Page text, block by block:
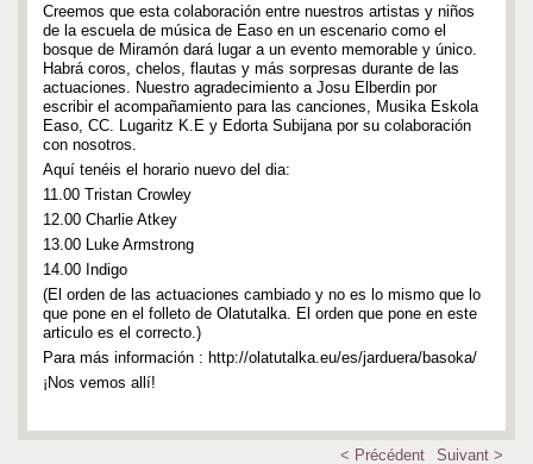
Creemos que esta colaboración entre nuestros artistas y niños
de la escuela de música de Easo en un escenario como el
bosque de Miramón dará lugar a un evento memorable y único.
Habrá coros, chelos, flautas y más sorpresas durante de las
actuaciones. Nuestro agradecimiento a Josu Elberdin por
escribir el acompañamiento para las canciones, Musika Eskola
Easo, CC. Lugaritz K.E y Edorta Subijana por su colaboración
con nosotros.
Aquí tenéis el horario nuevo del dia:
11.00 Tristan Crowley
12.00 Charlie Atkey
13.00 Luke Armstrong
14.00 Indigo
(El orden de las actuaciones cambiado y no es lo mismo que lo
que pone en el folleto de Olatutalka. El orden que pone en este
articulo es el correcto.)
Para más información : http://olatutalka.eu/es/jarduera/basoka/
¡Nos vemos allí!
< Précédent Suivant >